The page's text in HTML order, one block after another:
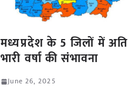
मध्यप्रदेश के 5 जिलों में अति
भारी वर्षा की संभावना
June 26, 2025